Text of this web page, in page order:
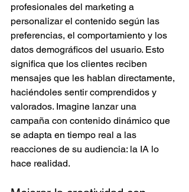
profesionales del marketing a
personalizar el contenido según las
preferencias, el comportamiento y los
datos demográficos del usuario. Esto
significa que los clientes reciben
mensajes que les hablan directamente,
haciéndoles sentir comprendidos y
valorados. Imagine lanzar una
campaña con contenido dinámico que
se adapta en tiempo real a las
reacciones de su audiencia: la IA lo
hace realidad.